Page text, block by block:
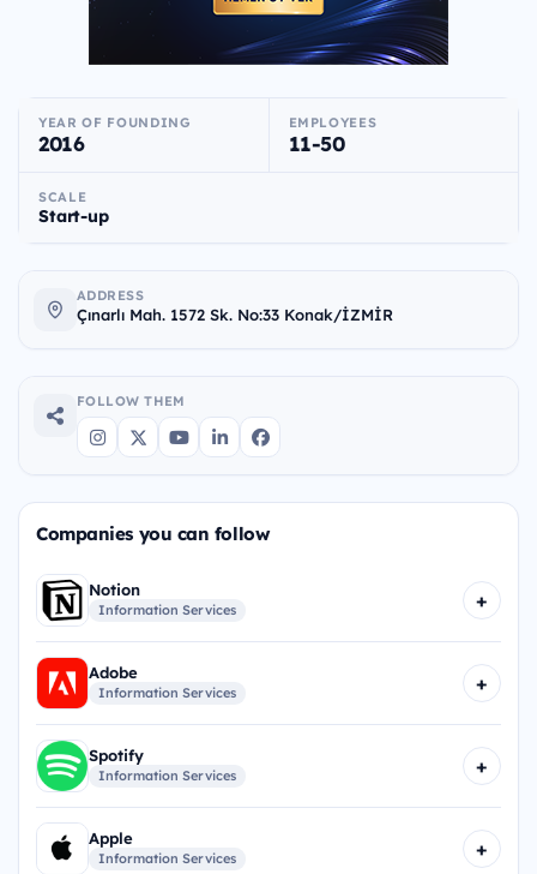
YEAR OF FOUNDING
2016
EMPLOYEES
11-50
SCALE
Start-up
ADDRESS
Çınarlı Mah. 1572 Sk. No:33 Konak/İZMİR
FOLLOW THEM
Companies you can follow
Notion
Information Services +
Adobe
Information Services +
Spotify
Information Services +
Apple
Information Services +